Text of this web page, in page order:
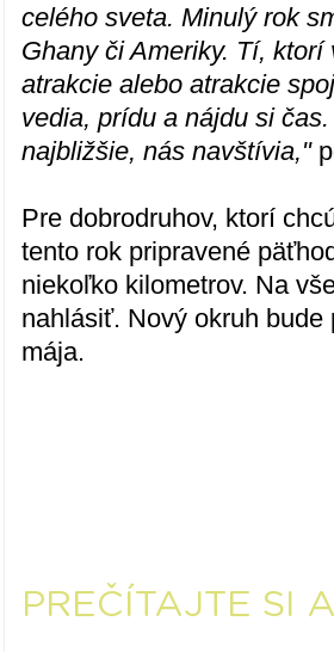
celého sveta. Minulý rok
Ghany či Ameriky. Tí,
atrakcie alebo atrakcie
vedia, prídu a nájdu si
najbližšie, nás navštívia,"
Pre dobrodruhov, ktorí
tento rok pripravené
niekoľko kilometrov. Na
nahlásiť. Nový okruh
mája.
PREČÍTAJTE SI